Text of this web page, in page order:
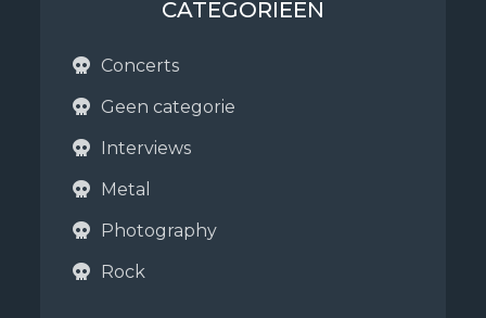
CATEGORIEËN
Concerts
Geen categorie
Interviews
Metal
Photography
Rock